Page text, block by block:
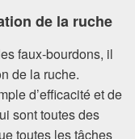
de la ruche
faux-bourdons, il
de la ruche.
d’efficacité et de
sont toutes des
toutes les tâches